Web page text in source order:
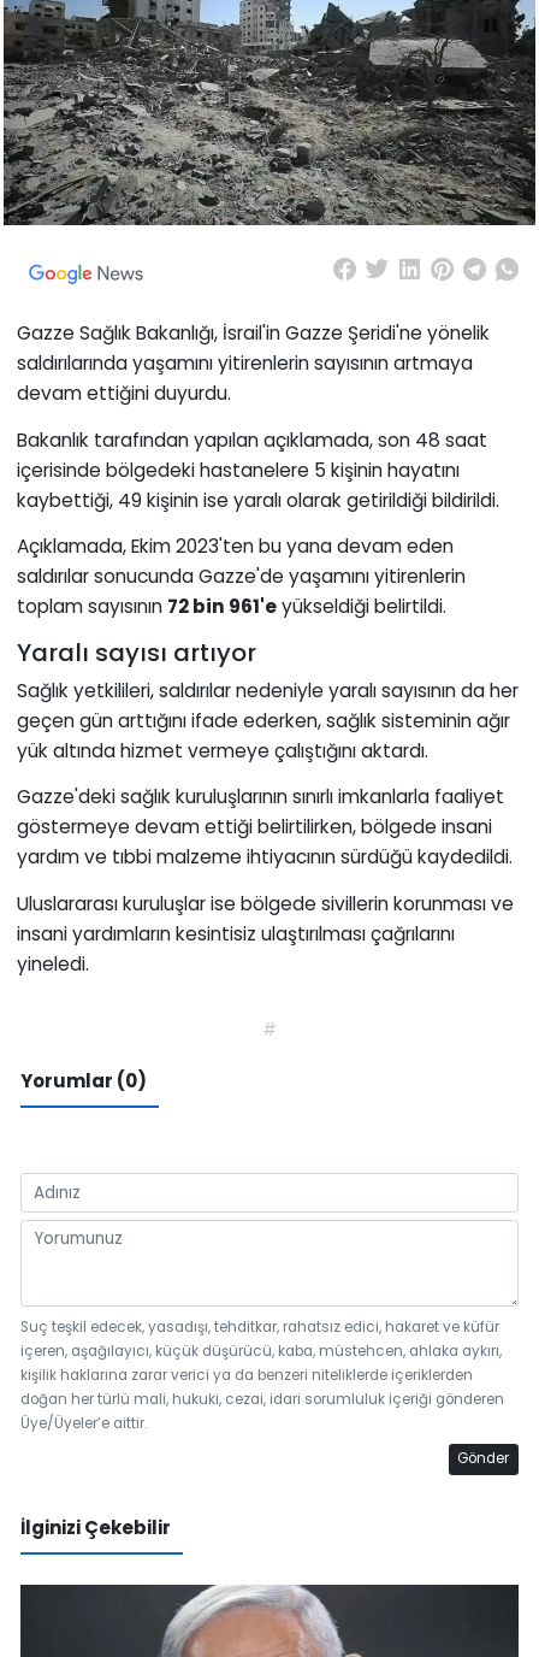
Gazze Sağlık Bakanlığı, İsrail'in Gazze Şeridi'ne yönelik
saldırılarında yaşamını yitirenlerin sayısının artmaya
devam ettiğini duyurdu.
Bakanlık tarafından yapılan açıklamada, son 48 saat
içerisinde bölgedeki hastanelere 5 kişinin hayatını
kaybettiği, 49 kişinin ise yaralı olarak getirildiği bildirildi.
Açıklamada, Ekim 2023'ten bu yana devam eden
saldırılar sonucunda Gazze'de yaşamını yitirenlerin
toplam sayısının 72 bin 961'eyükseldiği belirtildi.
Yaralı sayısı artıyor
Sağlık yetkilileri, saldırılar nedeniyle yaralı sayısının da her
geçen gün arttığını ifade ederken, sağlık sisteminin ağır
yük altında hizmet vermeye çalıştığını aktardı.
Gazze'deki sağlık kuruluşlarının sınırlı imkanlarla faaliyet
göstermeye devam ettiği belirtilirken, bölgede insani
yardım ve tıbbi malzeme ihtiyacının sürdüğü kaydedildi.
Uluslararası kuruluşlar ise bölgede sivillerin korunması ve
insani yardımların kesintisiz ulaştırılması çağrılarını
yineledi.
#
Yorumlar (0)
Suç teşkil edecek, yasadışı, tehditkar, rahatsız edici, hakaret ve küfür
içeren, aşağılayıcı, küçük düşürücü, kaba, müstehcen, ahlaka aykırı,
kişilik haklarına zarar verici ya da benzeri niteliklerde içeriklerden
doğan her türlü mali, hukuki, cezai, idari sorumluluk içeriği gönderen
Üye/Üyeler’e aittir.
Gönder
İlginizi Çekebilir